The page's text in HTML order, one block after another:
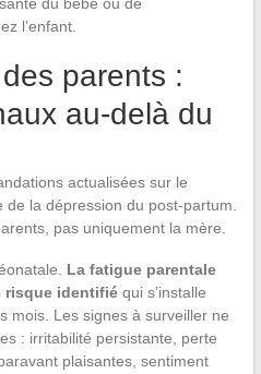
du bébé ou de
l’enfant.
parents :
au-delà du
actualisées sur le
la dépression du post-partum.
pas uniquement la mère.
La fatigue parentale
risque identifiéqui s’installe
mois. Les signes à surveiller ne
: irritabilité persistante, perte
plaisantes, sentiment